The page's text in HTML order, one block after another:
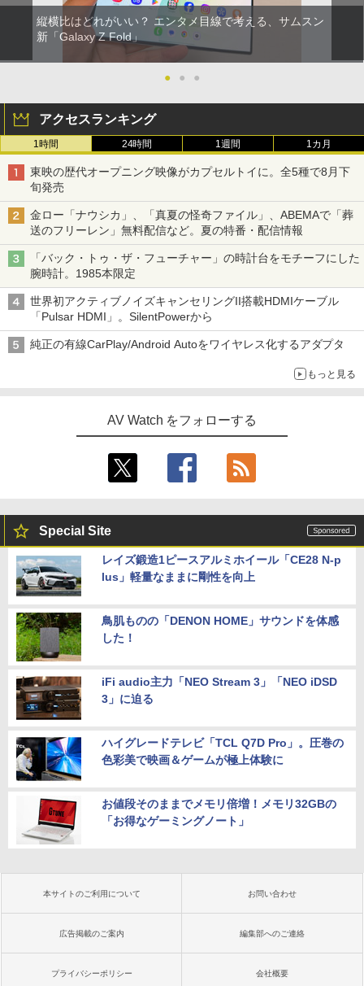
縦横比はどれがいい？ エンタメ目線で考える、サムスン
新「Galaxy Z Fold」
● ● ●
アクセスランキング
1時間 24時間 1週間 1カ月
東映の歴代オープニング映像がカプセルトイに。全5種で8月下
旬発売
金ロー「ナウシカ」、「真夏の怪奇ファイル」、ABEMAで「葬
送のフリーレン」無料配信など。夏の特番・配信情報
「バック・トゥ・ザ・フューチャー」の時計台をモチーフにした
腕時計。1985本限定
世界初アクティブノイズキャンセリングII搭載HDMIケーブル
「Pulsar HDMI」。SilentPowerから
純正の有線CarPlay/Android Autoをワイヤレス化するアダプタ
もっと見る
AV Watch をフォローする
Special Site
レイズ鍛造1ピースアルミホイール「CE28 N-p
lus」軽量なままに剛性を向上
鳥肌ものの「DENON HOME」サウンドを体感
した！
iFi audio主力「NEO Stream 3」「NEO iDSD
3」に迫る
ハイグレードテレビ「TCL Q7D Pro」。圧巻の
色彩美で映画＆ゲームが極上体験に
お値段そのままでメモリ倍増！メモリ32GBの
「お得なゲーミングノート」
本サイトのご利用について お問い合わせ
広告掲載のご案内 編集部へのご連絡
プライバシーポリシー 会社概要